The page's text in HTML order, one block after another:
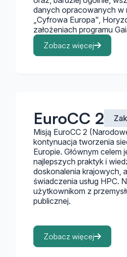
danych opracowanych w
„Cyfrowa Europa",
założeniach programu
Zobacz więcej
EuroCC 2
Misją EuroCC 2
kontynuacja tworzenia
Europie. Głównym celem
najlepszych praktyk i
doskonalenia krajowych,
świadczenia usług HPC.
użytkownikom z
publicznej.
Zobacz więcej